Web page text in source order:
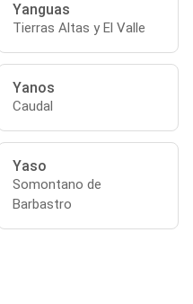
Yanguas
Tierras Altas y El Valle
Yanos
Caudal
Yaso
Somontano de
Barbastro